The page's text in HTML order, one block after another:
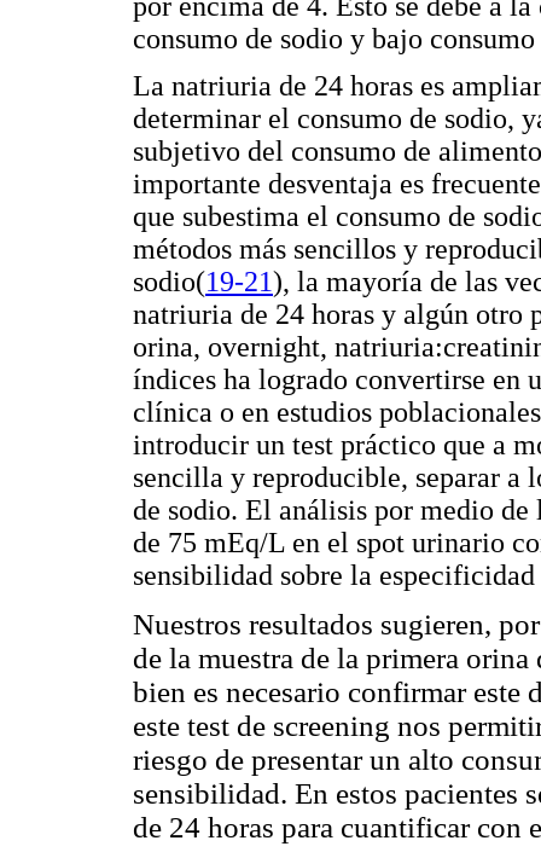
consumo de sodio y bajo
La natriuria de 24 horas es
determinar el consumo de sodio,
subjetivo del consumo de
importante desventaja es
que subestima el consumo de
métodos más sencillos y
sodio(19-21), la mayoría de las
natriuria de 24 horas y algún otro
orina, overnight,
índices ha logrado convertirse en
clínica o en estudios
introducir un test práctico que a
sencilla y reproducible, separar a
de sodio. El análisis por medio
de 75 mEq/L en el spot urinario
sensibilidad sobre la
Nuestros resultados sugieren,
de la muestra de la primera
bien es necesario confirmar este
este test de screening nos
riesgo de presentar un alto
sensibilidad. En estos pacientes
de 24 horas para cuantificar con